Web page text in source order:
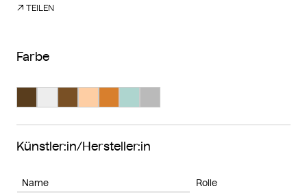
TEILEN
Farbe
Künstler:in/Hersteller:in
Name
Rolle